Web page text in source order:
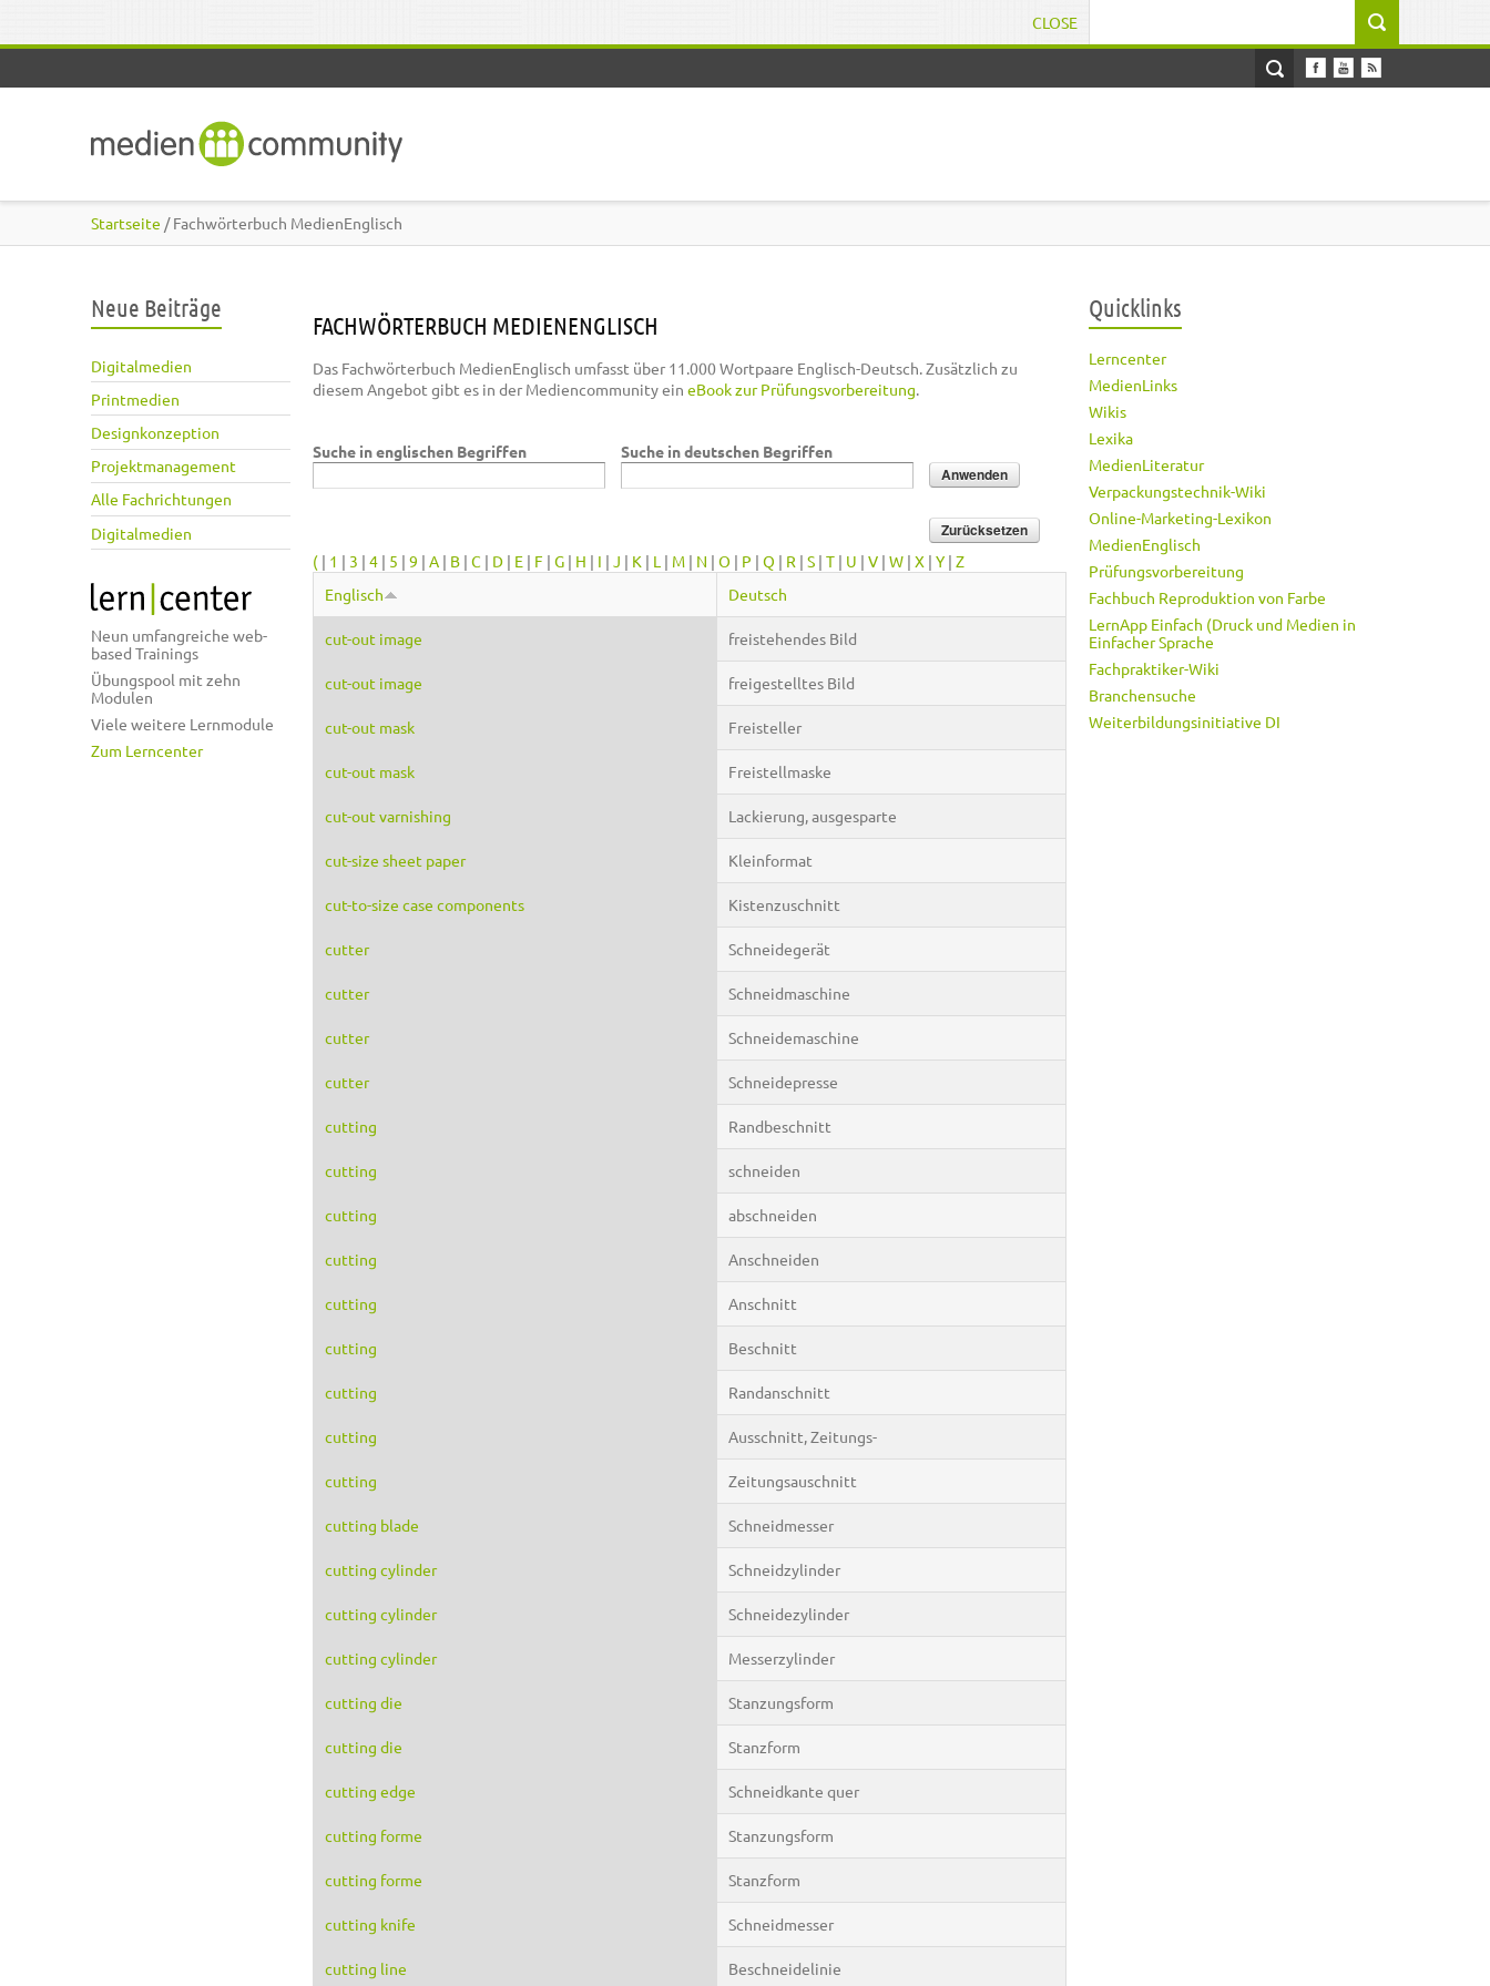
CLOSE
Startseite / Fachwörterbuch MedienEnglisch
Neue Beiträge
Digitalmedien
Printmedien
Designkonzeption
Projektmanagement
Alle Fachrichtungen
Digitalmedien
Neun umfangreiche web-
based Trainings
Übungspool mit zehn
Modulen
Viele weitere Lernmodule
Zum Lerncenter
FACHWÖRTERBUCH MEDIENENGLISCH
Das Fachwörterbuch MedienEnglisch umfasst über 11.000 Wortpaare Englisch-Deutsch. Zusätzlich zu
diesem Angebot gibt es in der Mediencommunity ein eBook zur Prüfungsvorbereitung.
Suche in englischen Begriffen Suche in deutschen Begriffen
( | 1 | 3 | 4 | 5 | 9 | A | B | C | D | E | F | G | H | I | J | K | L | M | N | O | P | Q | R | S | T | U | V | W | X | Y | Z
Englisch
Deutsch
cut-out image freistehendes Bild
cut-out image freigestelltes Bild
cut-out mask Freisteller
cut-out mask Freistellmaske
cut-out varnishing Lackierung, ausgesparte
cut-size sheet paper Kleinformat
cut-to-size case components Kistenzuschnitt
cutter Schneidegerät
cutter Schneidmaschine
cutter Schneidemaschine
cutter Schneidepresse
cutting Randbeschnitt
cutting schneiden
cutting abschneiden
cutting Anschneiden
cutting Anschnitt
cutting Beschnitt
cutting Randanschnitt
cutting Ausschnitt, Zeitungs-
cutting Zeitungsauschnitt
cutting blade Schneidmesser
cutting cylinder Schneidzylinder
cutting cylinder Schneidezylinder
cutting cylinder Messerzylinder
cutting die Stanzungsform
cutting die Stanzform
cutting edge Schneidkante quer
cutting forme Stanzungsform
cutting forme Stanzform
cutting knife Schneidmesser
cutting line Beschneidelinie
Quicklinks
Lerncenter
MedienLinks
Wikis
Lexika
MedienLiteratur
Verpackungstechnik-Wiki
Online-Marketing-Lexikon
MedienEnglisch
Prüfungsvorbereitung
Fachbuch Reproduktion von Farbe
LernApp Einfach (Druck und Medien in
Einfacher Sprache
Fachpraktiker-Wiki
Branchensuche
Weiterbildungsinitiative DI